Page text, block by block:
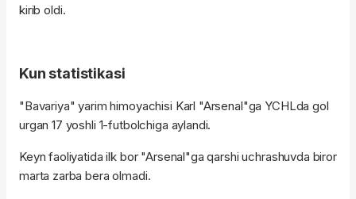
kirib oldi.
Kun statistikasi
"Bavariya" yarim himoyachisi Karl "Arsenal"ga YCHLda gol
urgan 17 yoshli 1-futbolchiga aylandi.
Keyn faoliyatida ilk bor "Arsenal"ga qarshi uchrashuvda biror
marta zarba bera olmadi.